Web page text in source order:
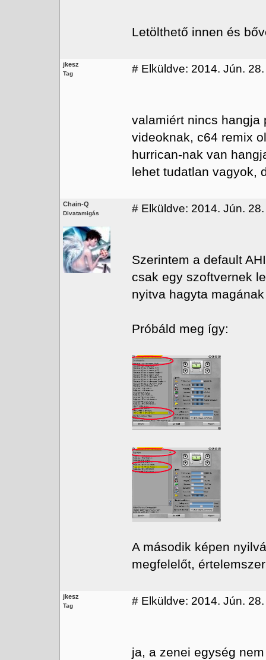
Letölthető innen és
jkesz
Tag # Elküldve: 2014. Jún.
valamiért nincs hangja
videoknak, c64 remix
hurrican-nak van
lehet tudatlan vagyok,
Chain-Q
Divatamigás # Elküldve: 2014. Jún.
Szerintem a default
csak egy szoftvernek
nyitva hagyta
Próbáld meg így:
A második képen
megfelelőt,
jkesz
Tag # Elküldve: 2014. Jún.
ja, a zenei egység